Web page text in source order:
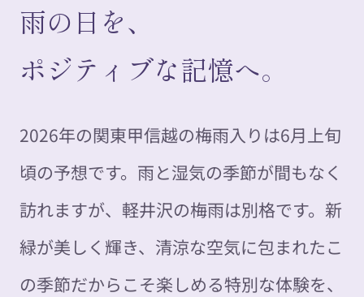
雨の日を、
ポジティブな記憶へ。
2026年の関東甲信越の梅雨入りは6月上旬
頃の予想です。雨と湿気の季節が間もなく
訪れますが、軽井沢の梅雨は別格です。新
緑が美しく輝き、清涼な空気に包まれたこ
の季節だからこそ楽しめる特別な体験を、